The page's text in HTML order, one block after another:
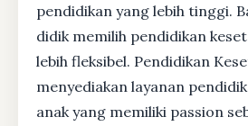
pendidikan yang lebih tinggi.
didik memilih pendidikan
lebih fleksibel. Pendidikan
menyediakan layanan
anak yang memiliki passion